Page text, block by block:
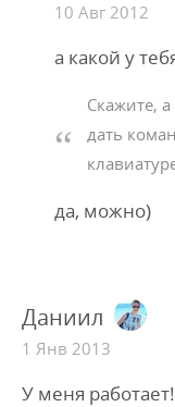
10 Авг 2012
а какой у
Скажите,
дать
да, можно)
Даниил
1 Янв 2013
У меня работает!